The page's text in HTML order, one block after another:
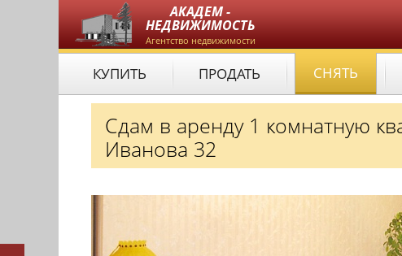
АКАДЕМ -
НЕДВИЖИМОСТЬ
Агентство недвижимости
КУПИТЬ ПРОДАТЬ СНЯТЬ
Сдам в аренду 1 комнатную
Иванова 32